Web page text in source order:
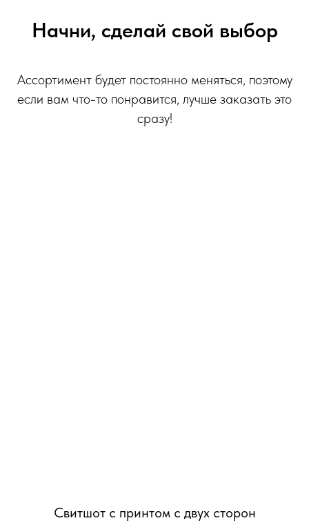
Начни, сделай свой выбор
Ассортимент будет постоянно меняться, поэтому
если вам что-то понравится, лучше заказать это
сразу!
Свитшот с принтом с двух сторон